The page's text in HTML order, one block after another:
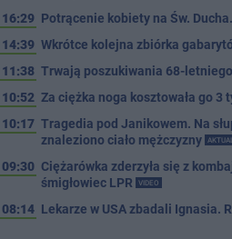
16:29 Potrącenie kobiety na Św.
14:39 Wkrótce kolejna zbiórka
11:38 Trwają poszukiwania 68-letniego
10:52 Za ciężka noga kosztowała go 3
10:17 Tragedia pod Janikowem. Na
znaleziono ciało mężczyzny
09:30 Ciężarówka zderzyła się z
śmigłowiec LPR
VIDEO
08:14 Lekarze w USA zbadali Ignasia.